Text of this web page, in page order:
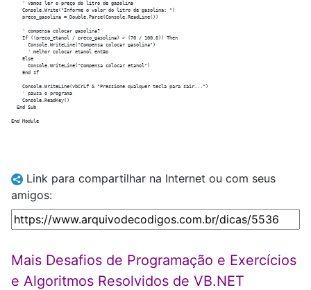
    ' vamos ler o preço do litro de gasolina
    Console.Write("Informe o valor do litro de gasolina: ")
    preco_gasolina = Double.Parse(Console.ReadLine())
    ' compensa colocar gasolina?
    If ((preco_etanol / preco_gasolina) > (70 / 100.0)) Then
      Console.WriteLine("Compensa colocar gasolina")
      ' melhor colocar etanol então
    Else
      Console.WriteLine("Compensa colocar etanol")
    End If
    Console.WriteLine(vbCrLf & "Pressione qualquer tecla para sair...")
    ' pausa o programa
    Console.ReadKey()
  End Sub
Link para compartilhar na Internet ou com seus
amigos:
Mais Desafios de Programação e Exercícios
e Algoritmos Resolvidos de VB.NET